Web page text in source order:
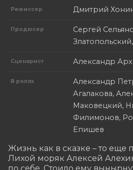
Режиссер Дмитрий
Продюсер
Сергей
Сценарист Александр
В ролях
Александр
Агалакова,
Маковецкий,
Филимонов,
Епишев
Жизнь как в сказке – то еще
Лихой моряк Алексей